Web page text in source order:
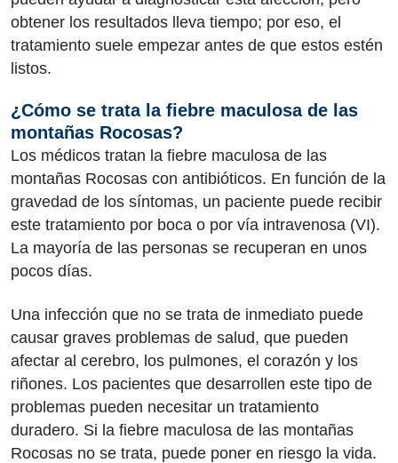
obtener los resultados lleva tiempo; por eso, el
tratamiento suele empezar antes de que estos estén
listos.
¿Cómo se trata la fiebre maculosa de las
montañas Rocosas?
Los médicos tratan la fiebre maculosa de las
montañas Rocosas con antibióticos. En función de la
gravedad de los síntomas, un paciente puede recibir
este tratamiento por boca o por vía intravenosa (VI).
La mayoría de las personas se recuperan en unos
pocos días.
Una infección que no se trata de inmediato puede
causar graves problemas de salud, que pueden
afectar al cerebro, los pulmones, el corazón y los
riñones. Los pacientes que desarrollen este tipo de
problemas pueden necesitar un tratamiento
duradero. Si la fiebre maculosa de las montañas
Rocosas no se trata, puede poner en riesgo la vida.